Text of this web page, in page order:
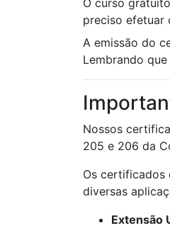
O curso
preciso efetuar
A emissão do
Lembrando
Nossos
205 e 206 da
Os certificados
diversas
Extensão